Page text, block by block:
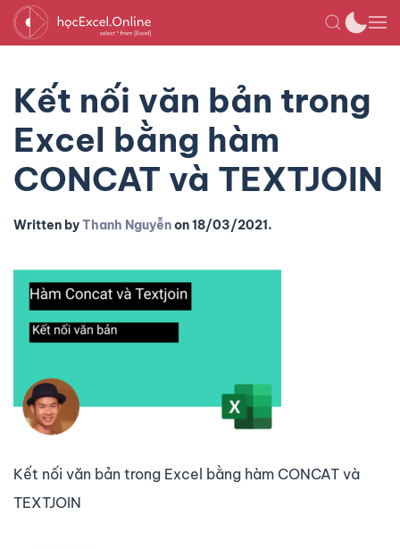
Kết nối văn bản trong
Excel bằng hàm
CONCAT và TEXTJOIN
Written byThanh Nguyễnon18/03/2021.
Kết nối văn bản trong Excel bằng hàm CONCAT và
TEXTJOIN